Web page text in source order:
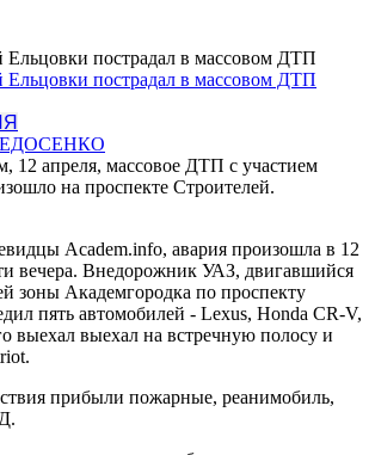
пострадал в массовом ДТП
12 апреля, массовое ДТП с участием
на проспекте Строителей.
Аcadem.info, авария произошла в 12
вечера. Внедорожник УАЗ, двигавшийся
зоны Академгородка по проспекту
пять автомобилей - Lexus, Honda CR-V,
выехал выехал на встречную полосу и
прибыли пожарные, реанимобиль,